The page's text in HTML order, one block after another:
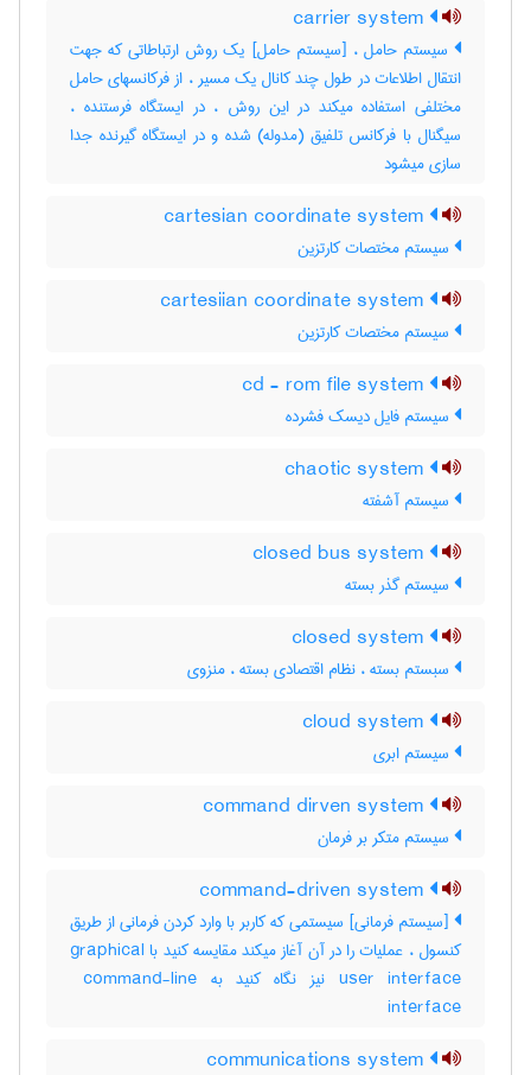
سیستم حامل ، [سیستم حامل] یک روش ارتباطاتی که جهت
انتقال اطلاعات در طول چند کانال یک مسیر ، از فرکانسهای حامل
مختلفی استفاده میکند در این روش ، در ایستگاه فرستنده ،
سیگنال با فرکانس تلفیق (مدوله) شده و در ایستگاه گیرنده جدا
سازی میشود
سیستم مختصات کارتزین
سیستم مختصات کارتزین
سیستم فایل دیسک فشرده
سیستم آشفته
سیستم گذر بسته
سبستم بسته ، نظام اقتصادی بسته ، منزوی
سیستم ابری
سیستم متکر بر فرمان
[سیستم فرمانی] سیستمی که کاربر با وارد کردن فرمانی از طریق
کنسول ، عملیات را در آن آغاز میکند مقایسه کنید با ‎graphical
user interface نیز نگاه کنید به ‎ command-line
interface